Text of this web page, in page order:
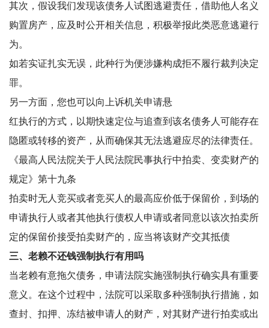
其次，假设我们发现该债务人试图逃避责任，借助他人名义
购置房产，应及时公开相关信息，积极举报此类恶意逃避行
为。
如若实证扎实无误，此种行为便涉嫌构成拒不履行裁判决定
罪。
另一方面，您也可以向上诉机关申请悬
红执行的方式，以期快速定位与追查到该名债务人可能存在
隐匿或转移的资产，从而确保其无法逃避应尽的法律责任。
《最高人民法院关于人民法院民事执行中拍卖、变卖财产的
规定》第十九条
拍卖时无人竞买或者竞买人的最高应价低于保留价，到场的
申请执行人或者其他执行债权人申请或者同意以该次拍卖所
定的保留价接受拍卖财产的，应当将该财产交其抵债
三、老赖不还钱强制执行有用吗
当老赖有意拖欠债务，申请法院实施强制执行确实具有重要
意义。在这个过程中，法院可以采取多种强制执行措施，如
查封、扣押、冻结被申请人的财产，对其财产进行拍卖或出